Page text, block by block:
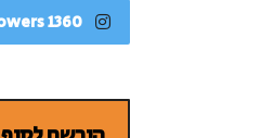
1360 Followers